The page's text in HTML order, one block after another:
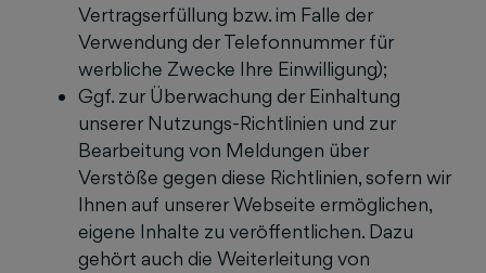
Vertragserfüllung bzw. im Falle der
Verwendung der Telefonnummer für
werbliche Zwecke Ihre Einwilligung);
Ggf. zur Überwachung der Einhaltung
unserer Nutzungs-Richtlinien und zur
Bearbeitung von Meldungen über
Verstöße gegen diese Richtlinien, sofern wir
Ihnen auf unserer Webseite ermöglichen,
eigene Inhalte zu veröffentlichen. Dazu
gehört auch die Weiterleitung von